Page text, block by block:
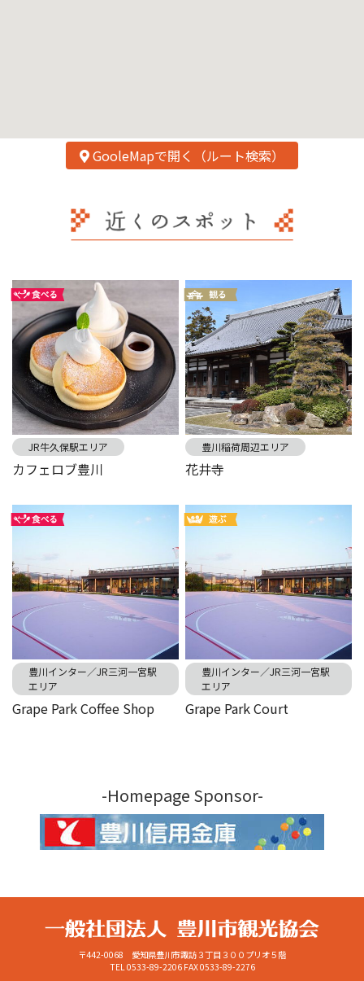
GooleMapで開く（ルート検索）
JR牛久保駅エリア
カフェロブ豊川
豊川稲荷周辺エリア
花井寺
豊川インター／JR三河一宮駅
エリア
Grape Park Coffee Shop
豊川インター／JR三河一宮駅
エリア
Grape Park Court
-Homepage Sponsor-
〒442-0068 愛知県豊川市諏訪３丁目３００プリオ５階
TEL 0533-89-2206FAX 0533-89-2276